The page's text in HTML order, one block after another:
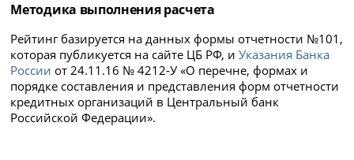
Методика выполнения расчета
Рейтинг базируется на данных формы отчетности №101,
которая публикуется на сайте ЦБ РФ, иУказания Банка
России от 24.11.16 № 4212-У «О перечне, формах и
порядке составления и представления форм отчетности
кредитных организаций в Центральный банк
Российской Федерации».